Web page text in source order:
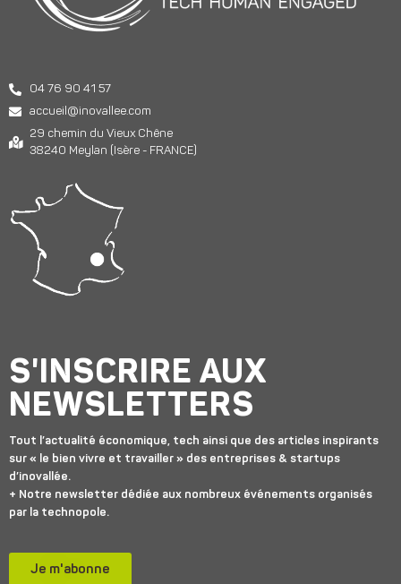
04 76 90 41 57
accueil@inovallee.com
29 chemin du Vieux Chêne
38240 Meylan (Isère - FRANCE)
S'INSCRIRE AUX
NEWSLETTERS
Tout l’actualité économique, tech ainsi que des articles inspirants
sur « le bien vivre et travailler » des entreprises & startups
d’inovallée.
+ Notre newsletter dédiée aux nombreux événements organisés
par la technopole.
Je m'abonne